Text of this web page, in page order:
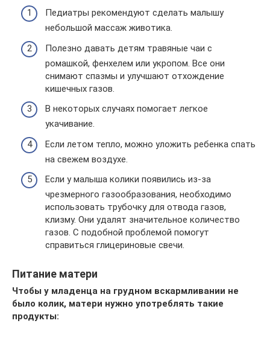
Педиатры рекомендуют сделать малышу
небольшой массаж животика.
Полезно давать детям травяные чаи с
ромашкой, фенхелем или укропом. Все они
снимают спазмы и улучшают отхождение
кишечных газов.
В некоторых случаях помогает легкое
укачивание.
Если летом тепло, можно уложить ребенка спать
на свежем воздухе.
Если у малыша колики появились из-за
чрезмерного газообразования, необходимо
использовать трубочку для отвода газов,
клизму. Они удалят значительное количество
газов. С подобной проблемой помогут
справиться глицериновые свечи.
Питание матери
Чтобы у младенца на грудном вскармливании не
было колик, матери нужно употреблять такие
продукты: